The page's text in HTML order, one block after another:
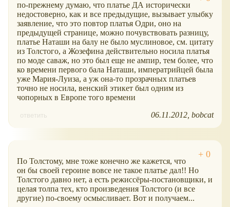
по-прежнему думаю, что платье ДА исторически
недостоверно, как и все предыдущие, вызывает улыбку
заявление, что это повтор платья Одри, оно на
предыдущей странице, можно почувствовать разницу,
платье Наташи на балу не было муслиновое, см. цитату
из Толстого, а Жозефина действительно носила платья
по моде саваж, но это был еще не ампир, тем более, что
ко времени первого бала Наташи, императрийцей была
уже Мария-Луиза, а уж она-то прозрачных платьев
точно не носила, венский этикет был одним из
чопорных в Европе того времени
ответить 06.11.2012 bobcat
По Толстому, мне тоже конечно же кажется, что
он бы своей героине вовсе не такое платье дал!! Но
Толстого давно нет, а есть режиссёры-постановщики, и
целая толпа тех, кто произведения Толстого (и все
другие) по-своему осмысливает. Вот и получаем...